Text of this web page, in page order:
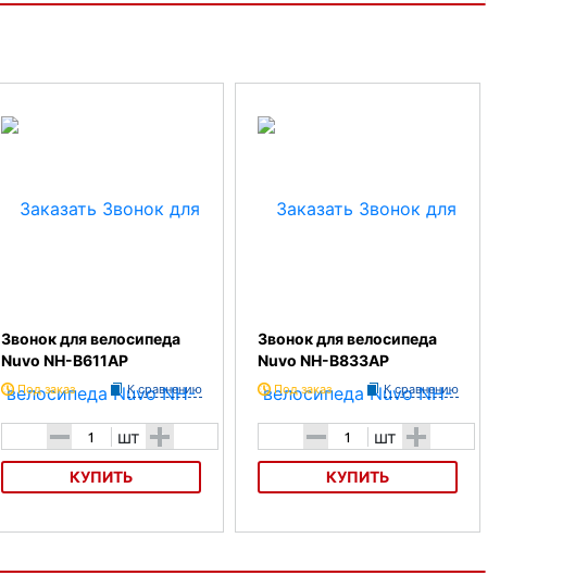
Звонок для велосипеда
Nuvo NH-B611AP
Под заказ К сравнению
- шт +
КУПИТЬ
Звонок для велосипеда
Nuvo NH-B833AP
Под заказ К сравнению
- шт +
КУПИТЬ